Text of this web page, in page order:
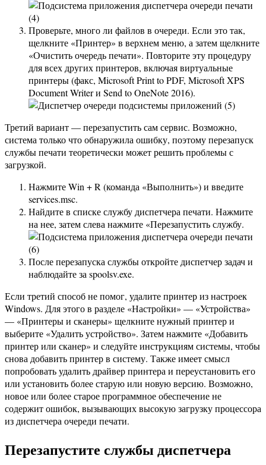
Проверьте, много ли файлов в очереди. Если это так,
щелкните «Принтер» в верхнем меню, а затем щелкните
«Очистить очередь печати». Повторите эту процедуру
для всех других принтеров, включая виртуальные
принтеры (факс, Microsoft Print to PDF, Microsoft XPS
Document Writer и Send to OneNote 2016).
Третий вариант — перезапустить сам сервис. Возможно,
система только что обнаружила ошибку, поэтому перезапуск
службы печати теоретически может решить проблемы с
загрузкой.
Нажмите Win + R (команда «Выполнить») и введите
services.msc.
Найдите в списке службу диспетчера печати. Нажмите
на нее, затем слева нажмите «Перезапустить службу.
После перезапуска службы откройте диспетчер задач и
наблюдайте за spoolsv.exe.
Если третий способ не помог, удалите принтер из настроек
Windows. Для этого в разделе «Настройки» — «Устройства»
— «Принтеры и сканеры» щелкните нужный принтер и
выберите «Удалить устройство». Затем нажмите «Добавить
принтер или сканер» и следуйте инструкциям системы, чтобы
снова добавить принтер в систему. Также имеет смысл
попробовать удалить драйвер принтера и переустановить его
или установить более старую или новую версию. Возможно,
новое или более старое программное обеспечение не
содержит ошибок, вызывающих высокую загрузку процессора
из диспетчера очереди печати.
Перезапустите службы диспетчера